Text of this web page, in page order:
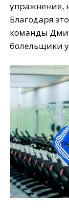
упражнения,
Благодаря
команды
болельщики